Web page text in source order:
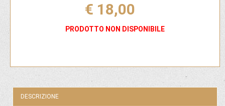
€ 18,00
PRODOTTO NON DISPONIBILE
DESCRIZIONE